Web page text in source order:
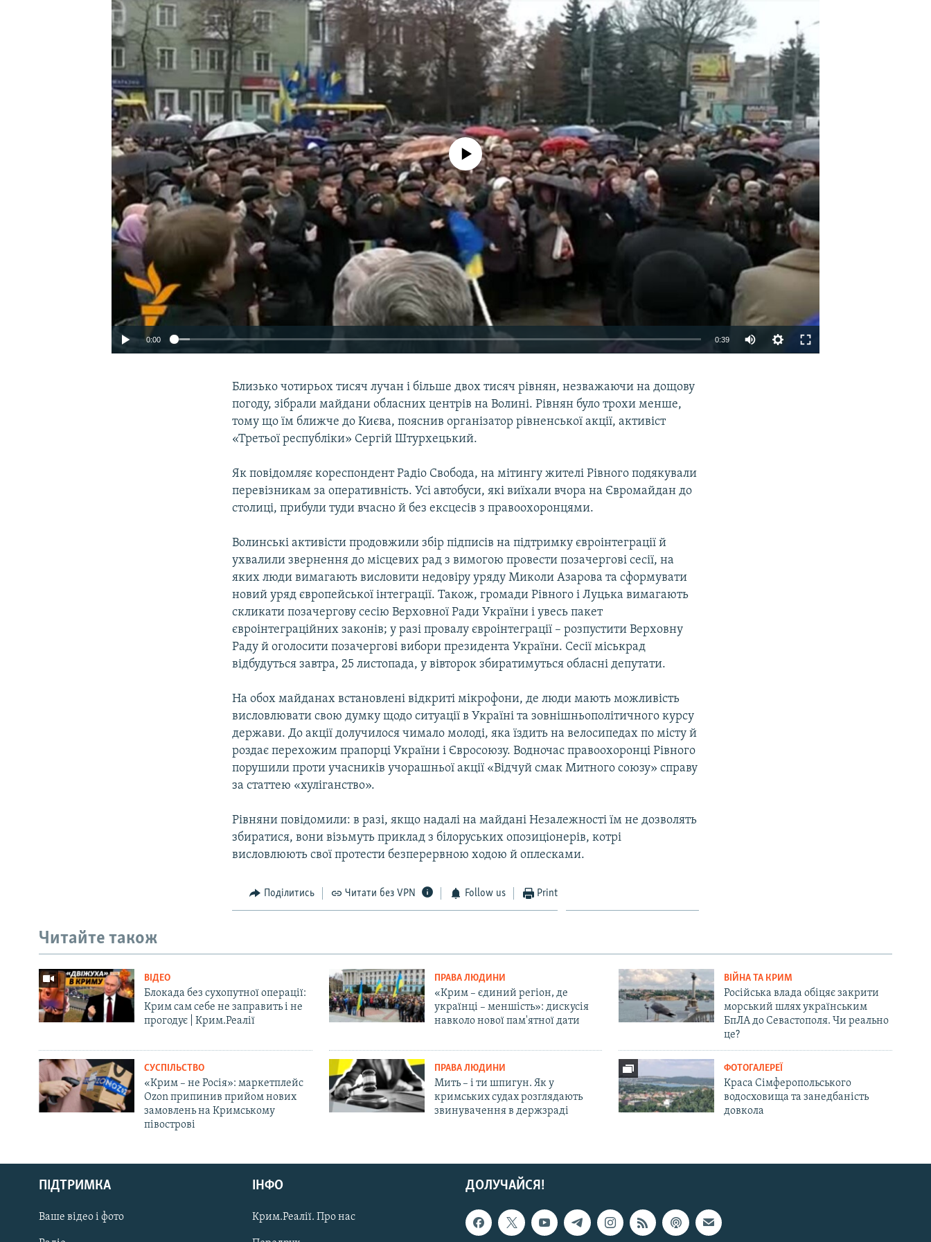
УКРАЇНСЬКА ПРОБЛЕМА КРИМУ
Русский
Qırımtatar
ДОЛУЧАЙСЯ!
No media source currently available
0:00 0:39
Близько чотирьох тисяч лучан і більше двох тисяч рівнян, незважаючи на дощову
погоду, зібрали майдани обласних центрів на Волині. Рівнян було трохи менше,
тому що їм ближче до Києва, пояснив організатор рівненської акції, активіст
«Третьої республіки» Сергій Штурхецький.
Як повідомляє кореспондент Радіо Свобода, на мітингу жителі Рівного подякували
перевізникам за оперативність. Усі автобуси, які виїхали вчора на Євромайдан до
столиці, прибули туди вчасно й без ексцесів з правоохоронцями.
Волинські активісти продовжили збір підписів на підтримку євроінтеграції й
ухвалили звернення до місцевих рад з вимогою провести позачергові сесії, на
яких люди вимагають висловити недовіру уряду Миколи Азарова та сформувати
новий уряд європейської інтеграції. Також, громади Рівного і Луцька вимагають
скликати позачергову сесію Верховної Ради України і увесь пакет
євроінтеграційних законів; у разі провалу євроінтеграції – розпустити Верховну
Раду й оголосити позачергові вибори президента України. Сесії міськрад
відбудуться завтра, 25 листопада, у вівторок збиратимуться обласні депутати.
На обох майданах встановлені відкриті мікрофони, де люди мають можливість
висловлювати свою думку щодо ситуації в Україні та зовнішньополітичного курсу
держави. До акції долучилося чимало молоді, яка їздить на велосипедах по місту й
роздає перехожим прапорці України і Євросоюзу. Водночас правоохоронці Рівного
порушили проти учасників учорашньої акції «Відчуй смак Митного союзу» справу
за статтею «хуліганство».
Рівняни повідомили: в разі, якщо надалі на майдані Незалежності їм не дозволять
збиратися, вони візьмуть приклад з білоруських опозиціонерів, котрі
висловлюють свої протести безперервною ходою й оплесками.
Поділитись Читати без VPN Follow us Print
Читайте також
ВІДЕО
Блокада без сухопутної операції:
Крим сам себе не заправить і не
прогодує | Крим.Реалії
ПРАВА ЛЮДИНИ
«Крим – єдиний регіон, де
українці – меншість»: дискусія
навколо нової пам'ятної дати
ВІЙНА ТА КРИМ
Російська влада обіцяє закрити
морський шлях українським
БпЛА до Севастополя. Чи реально
це?
СУСПІЛЬСТВО
«Крим – не Росія»: маркетплейс
Ozon припинив прийом нових
замовлень на Кримському
півострові
ПРАВА ЛЮДИНИ
Мить – і ти шпигун. Як у
кримських судах розглядають
звинувачення в держзраді
ФОТОГАЛЕРЕЇ
Краса Сімферопольського
водосховища та занедбаність
довкола
ДОЛУЧАЙСЯ!
ПІДТРИМКА
Ваше відео і фото
ІНФО
Крим.Реалії. Про нас